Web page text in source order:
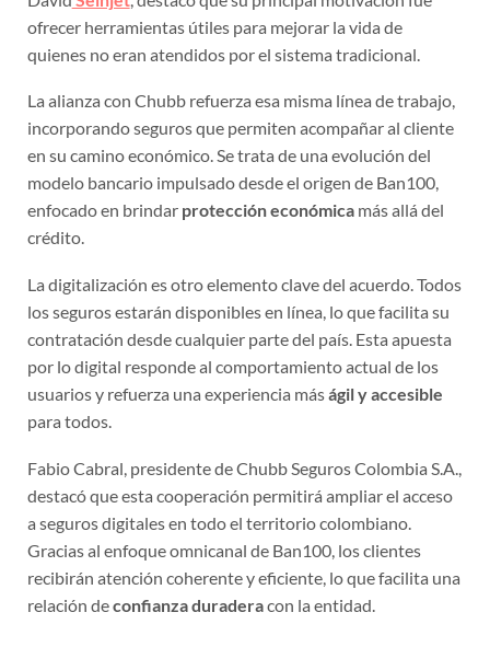
ofrecer herramientas útiles para mejorar la vida de
quienes no eran atendidos por el sistema tradicional.
La alianza con Chubb refuerza esa misma línea de trabajo,
incorporando seguros que permiten acompañar al cliente
en su camino económico. Se trata de una evolución del
modelo bancario impulsado desde el origen de Ban100,
enfocado en brindar protección económicamás allá del
crédito.
La digitalización es otro elemento clave del acuerdo. Todos
los seguros estarán disponibles en línea, lo que facilita su
contratación desde cualquier parte del país. Esta apuesta
por lo digital responde al comportamiento actual de los
usuarios y refuerza una experiencia más ágil y accesible
para todos.
Fabio Cabral, presidente de Chubb Seguros Colombia S.A.,
destacó que esta cooperación permitirá ampliar el acceso
a seguros digitales en todo el territorio colombiano.
Gracias al enfoque omnicanal de Ban100, los clientes
recibirán atención coherente y eficiente, lo que facilita una
relación deconfianza duraderacon la entidad.